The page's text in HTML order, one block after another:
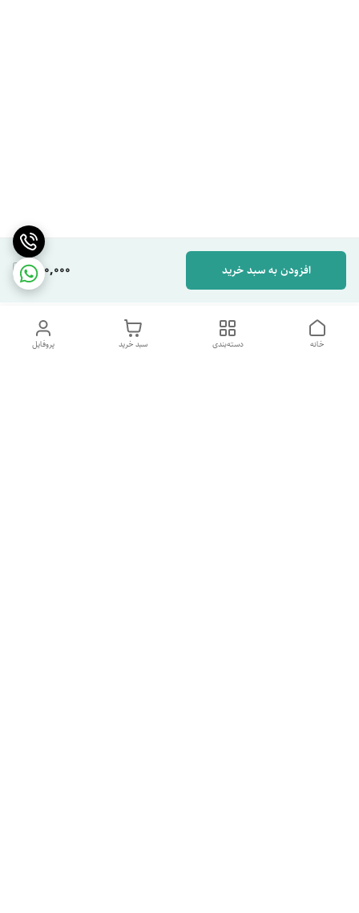
280,000 افزودن به سبد خرید
پروفایل سبد خرید دسته‌بندی خانه